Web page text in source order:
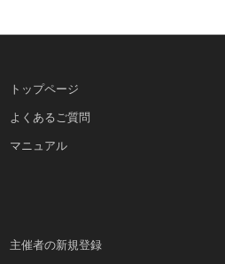
トップページ
よくあるご質問
マニュアル
主催者の新規登録